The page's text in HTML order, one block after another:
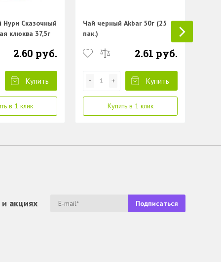
Нури Сказочный
клюква 37,5г
2.60 руб.
Купить
в 1 клик
Чай черный Akbar 50г (25
пак.)
2.61 руб.
Купить
Купить в 1 клик
и акциях